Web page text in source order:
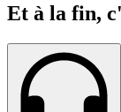
Et à la fin,